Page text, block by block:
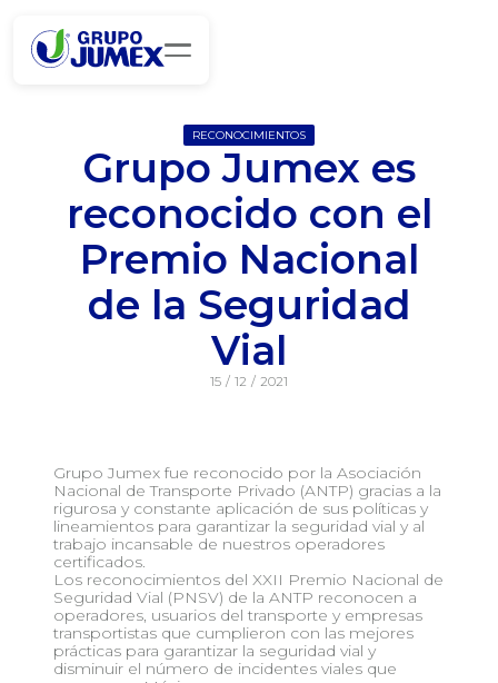
RECONOCIMIENTOS
Grupo Jumex es
reconocido con el
Premio Nacional
de la Seguridad
Vial
15 / 12 / 2021
Grupo Jumex fue reconocido por la Asociación
Nacional de Transporte Privado (ANTP) gracias a la
rigurosa y constante aplicación de sus políticas y
lineamientos para garantizar la seguridad vial y al
trabajo incansable de nuestros operadores
certificados.
Los reconocimientos del XXII Premio Nacional de
Seguridad Vial (PNSV) de la ANTP reconocen a
operadores, usuarios del transporte y empresas
transportistas que cumplieron con las mejores
prácticas para garantizar la seguridad vial y
disminuir el número de incidentes viales que